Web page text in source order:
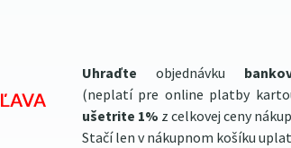
Uhraďte objednávku
(neplatí pre online platby
ušetrite 1% z celkovej ceny
Stačí len v nákupnom košíku